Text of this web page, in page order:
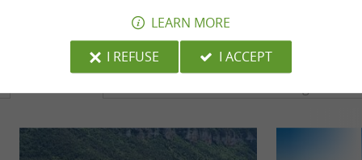
YOU WILL LIKEALSO
LEARN MORE
I REFUSE
I ACCEPT